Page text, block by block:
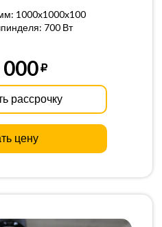
1000x1000x100
700 Вт
рассрочку
цену